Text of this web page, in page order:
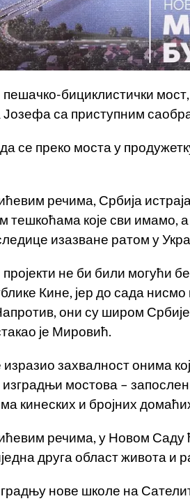
бициклистички
са приступним
се преко моста у
речима, Србија
тешкоћама које сви имамо,
изазване ратом у
пројекти не би били могући
Кине, јер до сада
они су широм
је Мировић.
захвалност онима
изградњи мостова –
кинеских и бројних
речима, у Новом Саду
друга област живота и
нове школе на